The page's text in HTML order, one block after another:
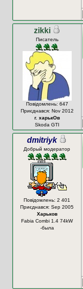
zikki
Писатель
Повідомлень: 647
Приєднався: Nov 2012
г. харькОв
Skoda GTI
dmitriyk
Добрый модератор
Повідомлень: 2 401
Приєднався: Sep 2005
Харьков
Fabia Combi 1.4 74kW
-была